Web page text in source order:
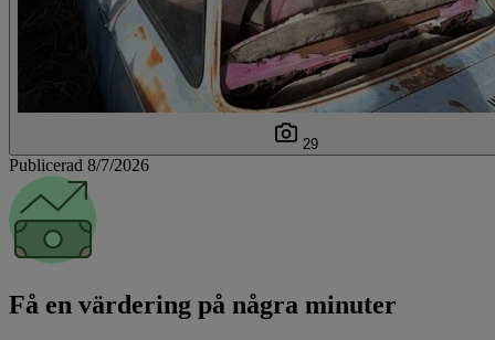
29
Publicerad 8/7/2026
Få en värdering på några minuter